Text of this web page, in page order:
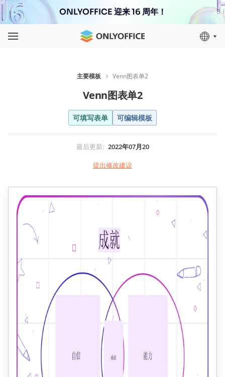
ONLYOFFICE 迎来 16 周年！
主要模板 Venn图表单2
Venn图表单2
可填写表单 可编辑模板
最后更新: 2022年07月20
提出修改建议